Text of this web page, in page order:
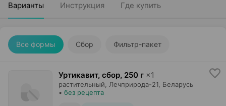
Варианты Инструкция Где купить
Все формы Сбор Фильтр-пакет
Уртикавит, сбор, 250 г ×1
растительный, Лечприрода-21 , Беларусь
• без рецепта